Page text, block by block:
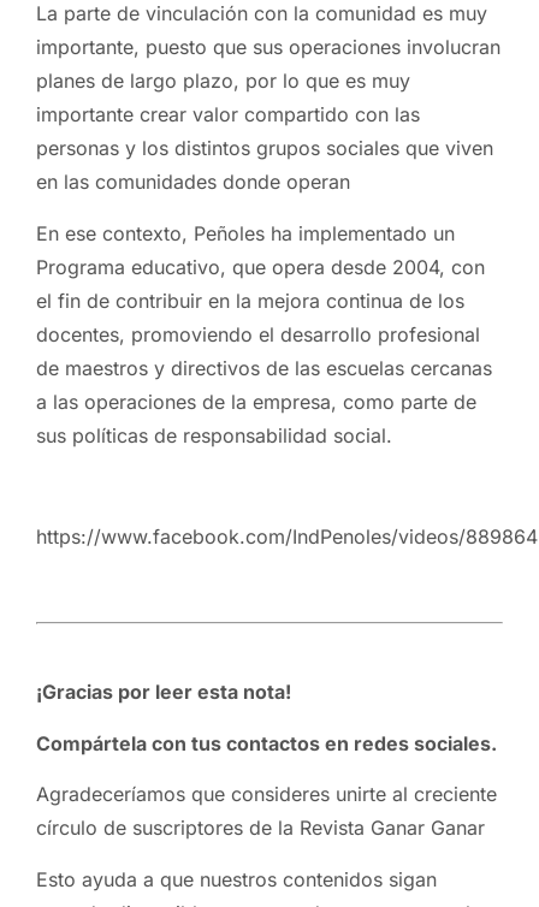
La parte de vinculación con la comunidad es muy
importante, puesto que sus operaciones involucran
planes de largo plazo, por lo que es muy
importante crear valor compartido con las
personas y los distintos grupos sociales que viven
en las comunidades donde operan
En ese contexto, Peñoles ha implementado un
Programa educativo, que opera desde 2004, con
el fin de contribuir en la mejora continua de los
docentes, promoviendo el desarrollo profesional
de maestros y directivos de las escuelas cercanas
a las operaciones de la empresa, como parte de
sus políticas de responsabilidad social.
https://www.facebook.com/IndPenoles/videos/
¡Gracias por leer esta nota!
Compártela con tus contactos en redes sociales.
Agradeceríamos que consideres unirte al creciente
círculo de suscriptores de la Revista Ganar Ganar
Esto ayuda a que nuestros contenidos sigan